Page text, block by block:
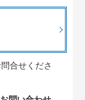
合せくださ